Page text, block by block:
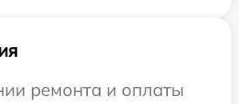
ремонта и оплаты